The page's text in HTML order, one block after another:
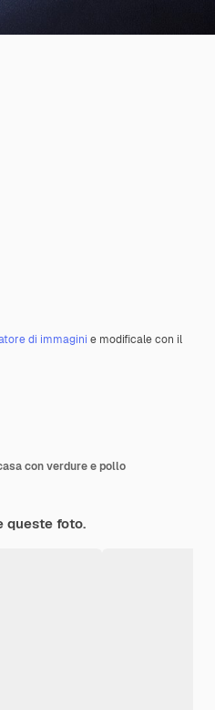
di immagini e modificale con il
con verdure e pollo
queste foto.